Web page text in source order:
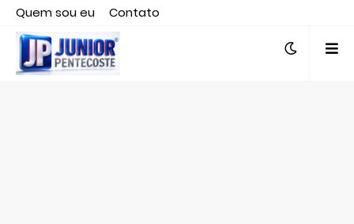
Quem sou eu
Contato
Editor responsável, jornalista Clovis Almeida.